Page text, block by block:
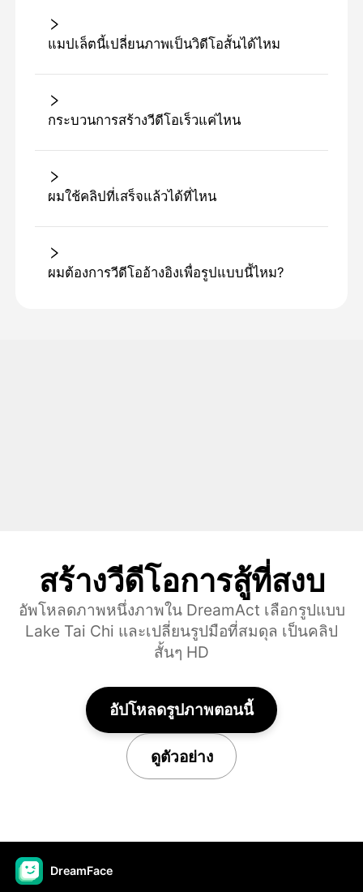
แมปเล็ตนี้เปลี่ยนภาพเป็นวิดีโอสั้นได้ไหม
กระบวนการสร้างวีดีโอเร็วแค่ไหน
ผมใช้คลิปที่เสร็จแล้วได้ที่ไหน
ผมต้องการวีดีโออ้างอิงเพื่อรูปแบบนี้ไหม?
สร้างวีดีโอการสู้ที่สงบ
อัพโหลดภาพหนึ่งภาพใน DreamAct เลือกรูปแบบ
Lake Tai Chi และเปลี่ยนรูปมือที่สมดุล เป็นคลิป
สั้นๆ HD
อัปโหลดรูปภาพตอนนี้
ดูตัวอย่าง
DreamFace